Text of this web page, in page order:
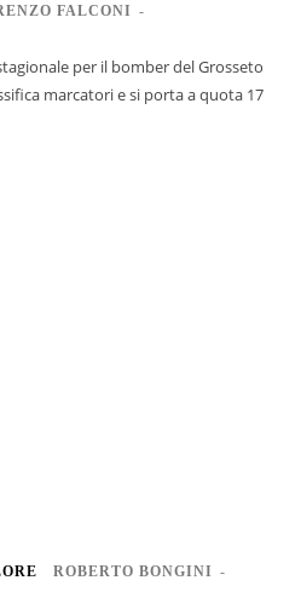
FALCONI -
per il bomber del Grosseto
marcatori e si porta a quota 17
ROBERTO BONGINI -